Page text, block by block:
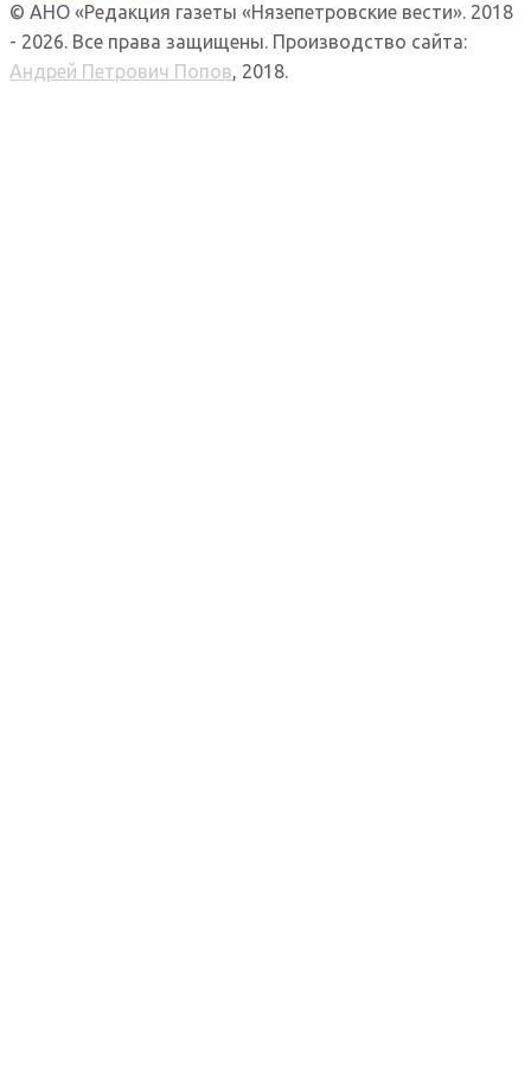
© АНО «Редакция газеты «Нязепетровские вести». 2018
- 2026. Все права защищены. Производство сайта:
Андрей Петрович Попов, 2018.